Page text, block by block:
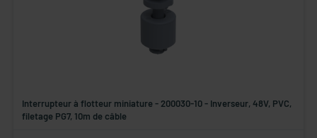
Interrupteur à flotteur miniature - 200030-10 - Inverseur, 48V, PVC,
filetage PG7, 10m de câble